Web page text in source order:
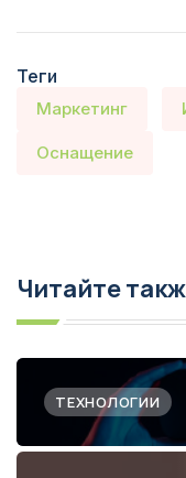
Теги
Маркетинг
Оснащение
Читайте
ТЕХНОЛОГИИ